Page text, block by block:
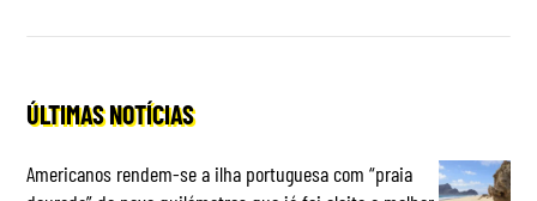
ÚLTIMAS NOTÍCIAS
Americanos rendem-se a ilha portuguesa com “praia